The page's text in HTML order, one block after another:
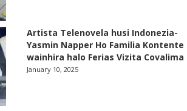
Artista Telenovela husi Indonezia-
Yasmin Napper Ho Familia Kontente
wainhira halo Ferias Vizita Covalima
January 10, 2025